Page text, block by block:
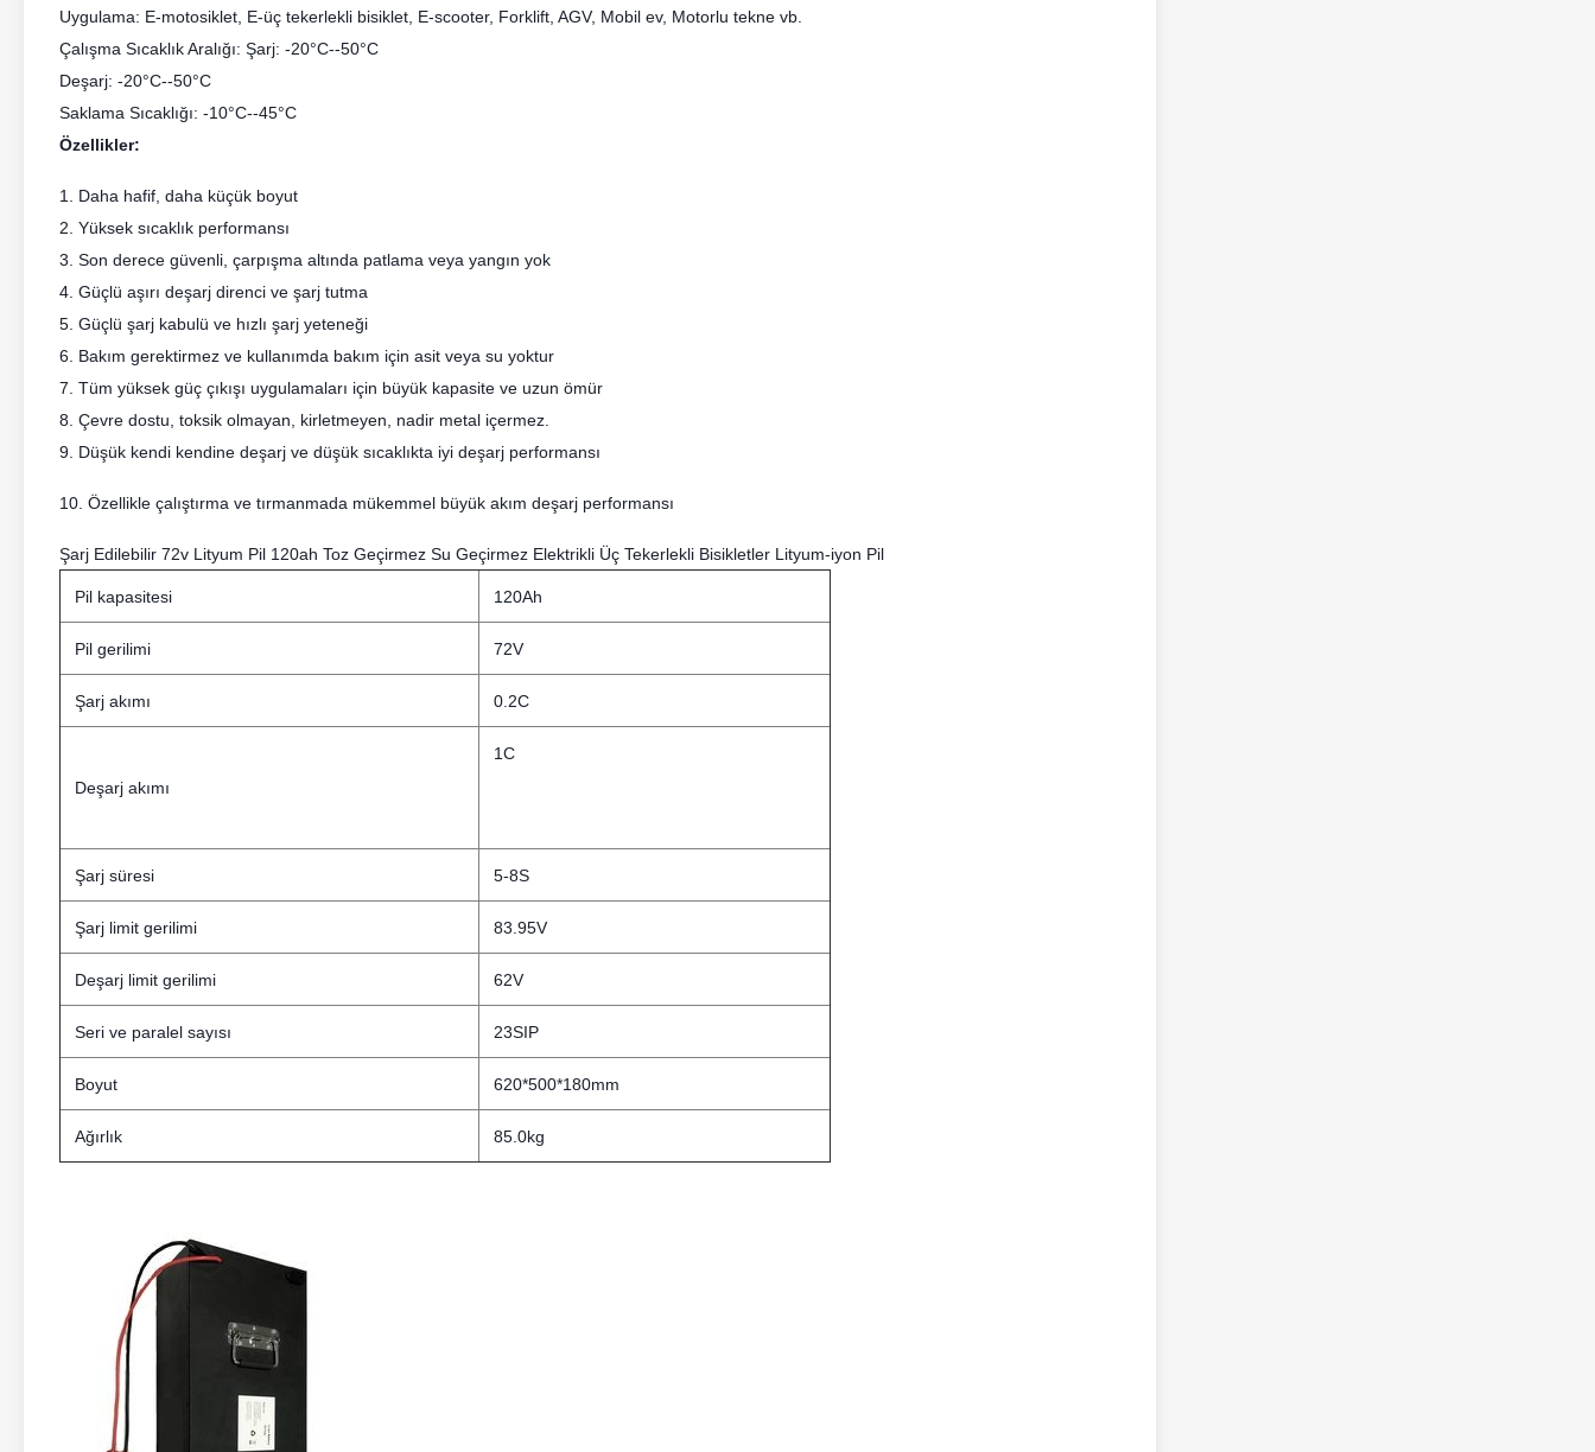
Uygulama: E-motosiklet, E-üç tekerlekli bisiklet, E-scooter, Forklift, AGV, Mobil ev, Motorlu tekne vb.
Çalışma Sıcaklık Aralığı: Şarj: -20°C--50°C
Deşarj: -20°C--50°C
Saklama Sıcaklığı: -10°C--45°C
Özellikler:
1. Daha hafif, daha küçük boyut
2. Yüksek sıcaklık performansı
3. Son derece güvenli, çarpışma altında patlama veya yangın yok
4. Güçlü aşırı deşarj direnci ve şarj tutma
5. Güçlü şarj kabulü ve hızlı şarj yeteneği
6. Bakım gerektirmez ve kullanımda bakım için asit veya su yoktur
7. Tüm yüksek güç çıkışı uygulamaları için büyük kapasite ve uzun ömür
8. Çevre dostu, toksik olmayan, kirletmeyen, nadir metal içermez.
9. Düşük kendi kendine deşarj ve düşük sıcaklıkta iyi deşarj performansı
10. Özellikle çalıştırma ve tırmanmada mükemmel büyük akım deşarj performansı
Şarj Edilebilir 72v Lityum Pil 120ah Toz Geçirmez Su Geçirmez Elektrikli Üç Tekerlekli Bisikletler Lityum-iyon Pil
Pil kapasitesi 120Ah
Pil gerilimi 72V
Şarj akımı 0.2C
Deşarj akımı
1C
Şarj süresi 5-8S
Şarj limit gerilimi 83.95V
Deşarj limit gerilimi 62V
Seri ve paralel sayısı 23SIP
Boyut 620*500*180mm
Ağırlık 85.0kg